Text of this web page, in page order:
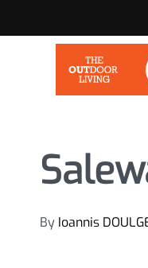
By Ioannis